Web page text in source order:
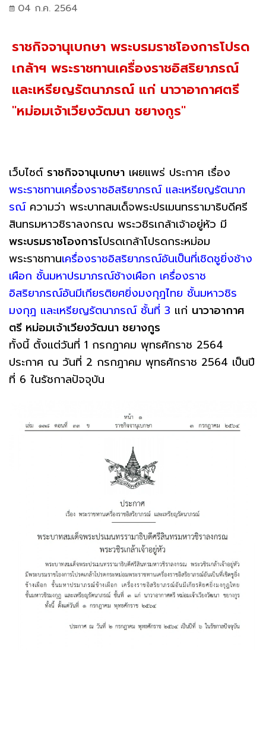
04 ก.ค. 2564
ราชกิจจานุเบกษา พระบรมราชโองการโปรด
เกล้าฯ พระราชทานเครื่องราชอิสริยาภรณ์
และเหรียญรัตนาภรณ์ แก่ นาวาอากาศตรี
"หม่อมเจ้าเวียงวัฒนา ชยางกูร"
เว็บไซต์ ราชกิจจานุเบกษา เผยแพร่ ประกาศ เรื่อง
พระราชทานเครื่องราชอิสริยาภรณ์ และเหรียญรัตนาภ
รณ์ความว่า พระบาทสมเด็จพระปรเมนทรรามาธิบดีศรี
สินทรมหาวชิราลงกรณ พระวชิรเกล้าเจ้าอยู่หัว มี
พระบรมราชโองการโปรดเกล้าโปรดกระหม่อม
พระราชทานเครื่องราชอิสริยาภรณ์อันเป็นที่เชิดชูยิ่งช้าง
เผือก ชั้นมหาปรมาภรณ์ช้างเผือก เครื่องราช
อิสริยาภรณ์อันมีเกียรติยศยิ่งมงกุฎไทย ชั้นมหาวชิร
มงกุฎ และเหรียญรัตนาภรณ์ ชั้นที่ 3 แก่ นาวาอากาศ
ตรี หม่อมเจ้าเวียงวัฒนา ชยางกูร
ทั้งนี้ ตั้งแต่วันที่ 1 กรกฎาคม พุทธศักราช 2564
ประกาศ ณ วันที่ 2 กรกฎาคม พุทธศักราช 2564 เป็นปี
ที่ 6 ในรัชกาลปัจจุบัน